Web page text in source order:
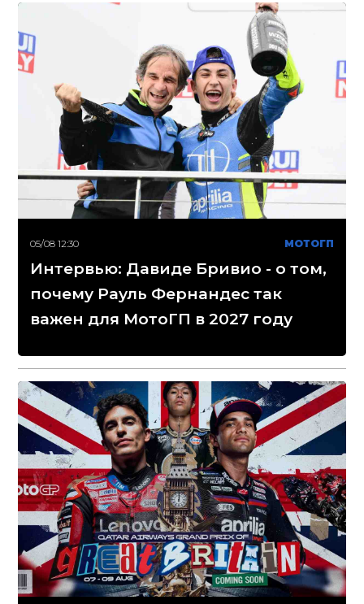
05/08 12:30 МОТОГП
Интервью: Давиде Бривио - о том,
почему Рауль Фернандес так
важен для МотоГП в 2027 году